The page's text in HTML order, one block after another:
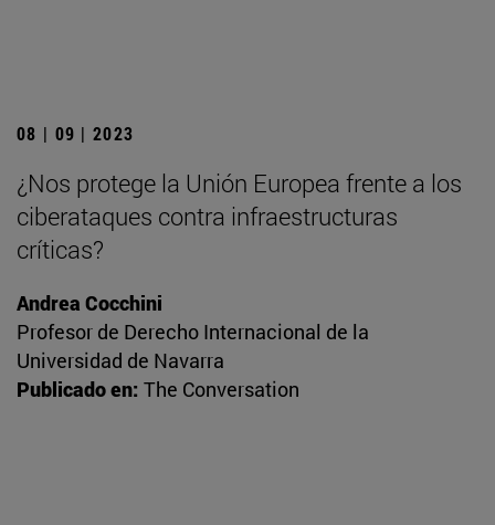
08 | 09 | 2023
¿Nos protege la Unión Europea frente a los
ciberataques contra infraestructuras
críticas?
Andrea Cocchini
Profesor de Derecho Internacional de la
Universidad de Navarra
Publicado en: The Conversation